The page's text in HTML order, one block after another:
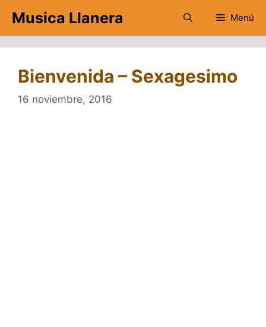
contenido
Musica Llanera Menú
Bienvenida – Sexagesimo
16 noviembre, 2016